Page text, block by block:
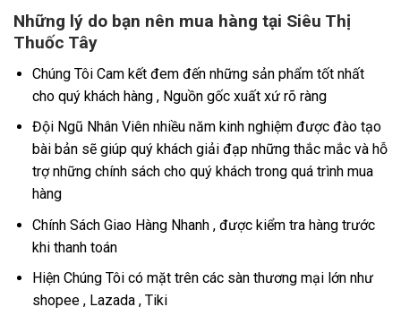
Những lý do bạn nên mua hàng tại Siêu Thị
Thuốc Tây
Chúng Tôi Cam kết đem đến những sản phẩm tốt nhất
cho quý khách hàng , Nguồn gốc xuất xứ rõ ràng
Đội Ngũ Nhân Viên nhiều năm kinh nghiệm được đào tạo
bài bản sẽ giúp quý khách giải đạp những thắc mắc và hỗ
trợ những chính sách cho quý khách trong quá trình mua
hàng
Chính Sách Giao Hàng Nhanh , được kiểm tra hàng trước
khi thanh toán
Hiện Chúng Tôi có mặt trên các sàn thương mại lớn như
shopee , Lazada , Tiki